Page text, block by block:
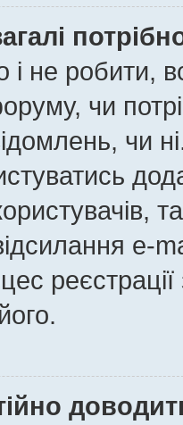
не робити,
чи
чи
e-